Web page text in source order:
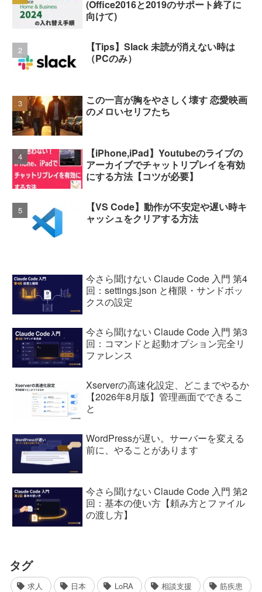
(Office2016と2019のサポート終了に
向けて)
【Tips】Slack 未読が消えない時は
（PCのみ）
この一言が胸をやさしく壊す 恋愛映画
のメロいセリフたち
【iPhone,iPad】Youtubeのライブの
アーカイブでチャットリプレイを有効
にする方法【コツが必要】
【VS Code】動作が不安定や遅い時キ
ャッシュをクリアする方法
今さら聞けない Claude Code 入門 第4
回：settings.json と権限・サンドボッ
クスの設定
今さら聞けない Claude Code 入門 第3
回：コマンドと起動オプション完全リ
ファレンス
Xserverの高速化設定、どこまでやるか
【2026年8月版】管理画面でできるこ
と
WordPressが遅い。サーバーを変える
前に、やることがあります
今さら聞けない Claude Code 入門 第2
回：基本の使い方【頼み方とファイル
の渡し方】
タグ
求人 日本 LoRA 相談支援 筋疾患